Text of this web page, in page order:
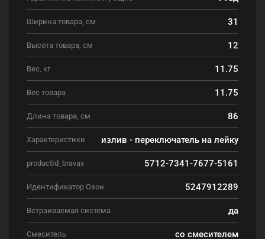
Ширина товара, см 31
Высота товара, см 12
Вес, кг 11.75
Вес товара 11.75
Длина товара, см 86
Характеристики излив - переключатель на лейку
productId_bravax 5712-7341-7677-5161
Идентификатор Озон 5247912289
Встраиваемая система да
Смеситель со смесителем